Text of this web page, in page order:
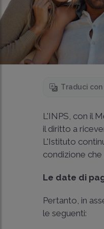
Traduci con
L'INPS, con il
il diritto a
L'Istituto
condizione che
Le date di
Pertanto, in
le seguenti: